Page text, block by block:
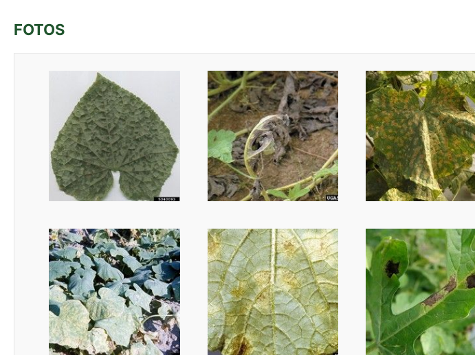
FOTOS